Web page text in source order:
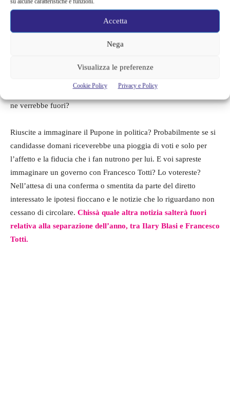
Accetta
Nega
Visualizza le preferenze
Cookie Policy Privacy e Policy
ruolo per assurdo volto a mettere l’ex marito e l’ex moglie l’uno
improbabile ipotesi si realizzasse cosa accadrebbe? Che governo
ne verrebbe fuori?
Riuscite a immaginare il Pupone in politica? Probabilmente se si
candidasse domani riceverebbe una pioggia di voti e solo per
l’affetto e la fiducia che i fan nutrono per lui. E voi sapreste
immaginare un governo con Francesco Totti? Lo votereste?
Nell’attesa di una conferma o smentita da parte del diretto
interessato le ipotesi fioccano e le notizie che lo riguardano non
cessano di circolare. Chissà quale altra notizia salterà fuori
relativa alla separazione dell’anno, tra Ilary Blasi e Francesco
Totti.